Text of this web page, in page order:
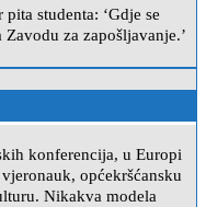
studenta: ‘Gdje se
za zapošljavanje.’
konferencija, u Europi
općekršćansku
Nikakva modela